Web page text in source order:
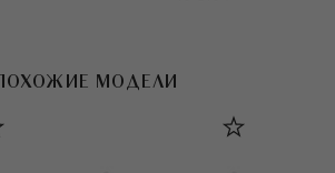
ПОХОЖИЕ МОДЕЛИ